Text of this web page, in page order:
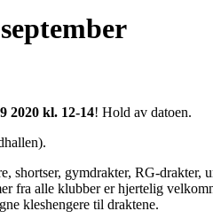
2020 kl. 12-14! Hold av datoen.
shortser, gymdrakter, RG-drakter,
fra alle klubber er hjertelig
kleshengere til draktene.